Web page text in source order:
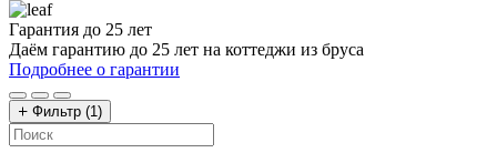
Гарантия до 25 лет
Даём гарантию до 25 лет на коттеджи из бруса
Подробнее о гарантии
Фильтр (1)